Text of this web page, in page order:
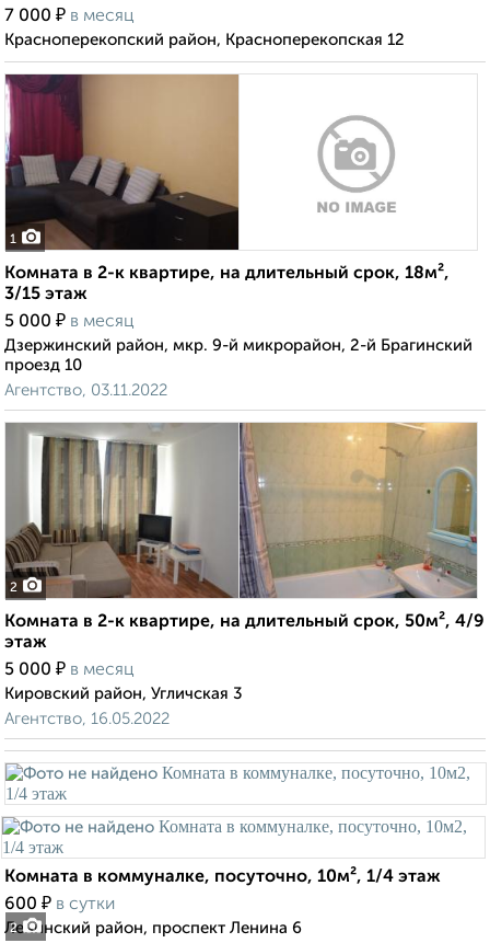
7 000 ₽ в месяц
Красноперекопский район, Красноперекопская 12
1
Комната в 2-к квартире, на длительный срок, 18м²,
3/15 этаж
5 000 ₽ в месяц
Дзержинский район, мкр. 9-й микрорайон, 2-й Брагинский
проезд 10
Агентство, 03.11.2022
2
Комната в 2-к квартире, на длительный срок, 50м², 4/9
этаж
5 000 ₽ в месяц
Кировский район, Угличская 3
Агентство, 16.05.2022
2
Комната в коммуналке, посуточно, 10м², 1/4 этаж
600 ₽ в сутки
Ленинский район, проспект Ленина 6